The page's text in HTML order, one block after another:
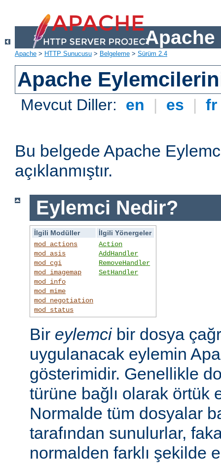
Apache
Apache > HTTP Sunucusu > Belgeleme > Sürüm 2.4
Apache
Mevcut Diller: en | es |
Bu belgede Apache
açıklanmıştır.
Eylemci Nedir?
İlgili Modüller
İlgili Yönergeler
mod_actions
mod_asis
mod_cgi
mod_imagemap
mod_info
mod_mime
mod_negotiation
mod_status
Action
AddHandler
RemoveHandler
SetHandler
Bir eylemcibir dosya
uygulanacak eylemin
gösterimidir. Genellikle
türüne bağlı olarak örtük
Normalde tüm dosyalar
tarafından sunulurlar,
normalden farklı şekilde